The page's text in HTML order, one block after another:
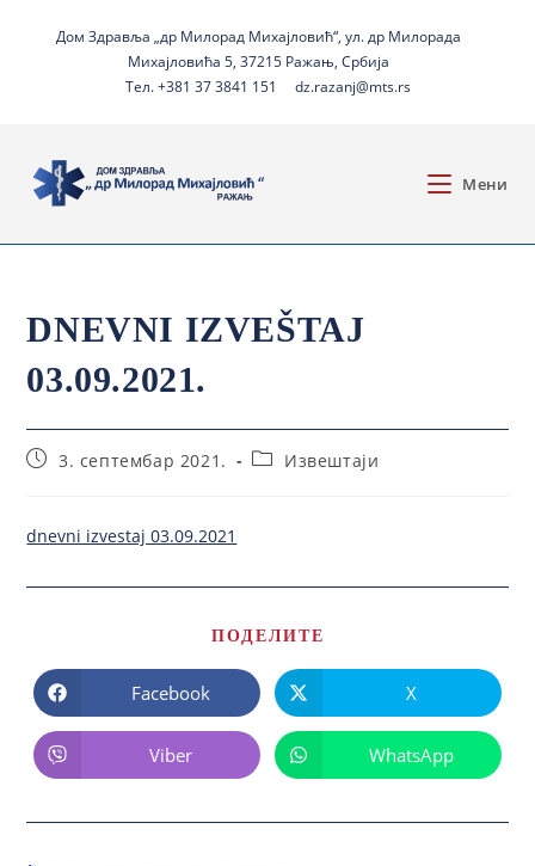
Дом Здравља „др Милорад Михајловић“, ул. др Милорада
Михајловића 5, 37215 Ражањ, Србија
Тел. +381 37 3841 151
dz.razanj@mts.rs
Мени
DNEVNI IZVEŠTAJ
03.09.2021.
3. септембар 2021. Извештаји
dnevni izvestaj 03.09.2021
ПОДЕЛИТЕ
Facebook X
Viber WhatsApp